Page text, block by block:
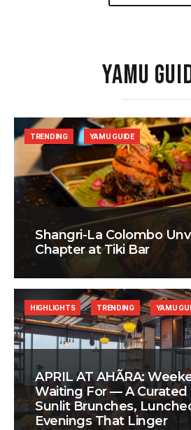
YAMU
Shangri-La Colombo
Chapter at Tiki Bar
TRENDING YAMU GUIDE
APRIL AT AHÃRA:
Waiting For — A Curated
Sunlit Brunches,
Evenings That Linger
HIGHLIGHTS TRENDING YAMU